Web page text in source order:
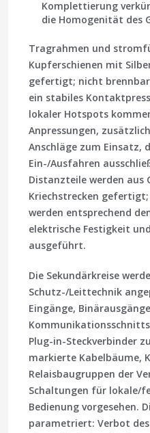
Komplettierung
die Homogenität des
Tragrahmen und
Kupferschienen mit
gefertigt; nicht
ein stabiles
lokaler Hotspots
Anpressungen,
Anschläge zum Einsatz,
Ein-/Ausfahren
Distanzteile werden aus
Kriechstrecken
werden entsprechend
elektrische Festigkeit
ausgeführt.
Die Sekundärkreise
Schutz-/Leittechnik
Eingänge,
Plug-in-Steckverbinder
markierte Kabelbäume,
Relaisbaugruppen der
Schaltungen für lokale/
Bedienung vorgesehen.
parametriert: Verbot